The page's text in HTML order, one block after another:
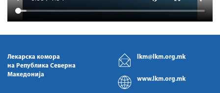
Лекарска комора
на Република Северна
Македонија
lkm@lkm.org.mk
www.lkm.org.mk